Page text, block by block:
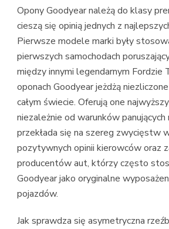
Opony Goodyear należą do klasy
cieszą się opinią jednych z
Pierwsze modele marki były
pierwszych samochodach
między innymi legendarnym Fordzie
oponach Goodyear jeżdżą
całym świecie. Oferują one
niezależnie od warunków panujących
przekłada się na szereg zwycięstw
pozytywnych opinii kierowców oraz
producentów aut, którzy często
Goodyear jako oryginalne
pojazdów.
Jak sprawdza się asymetryczna